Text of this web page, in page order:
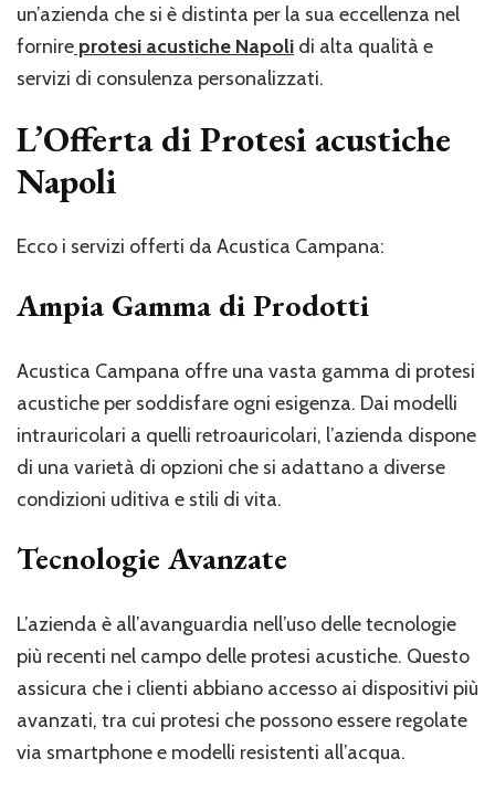
un’azienda che si è distinta per la sua eccellenza nel
fornire protesi acustiche Napoli di alta qualità e
servizi di consulenza personalizzati.
L’Offerta di Protesi acustiche
Napoli
Ecco i servizi offerti da Acustica Campana:
Ampia Gamma di Prodotti
Acustica Campana offre una vasta gamma di protesi
acustiche per soddisfare ogni esigenza. Dai modelli
intrauricolari a quelli retroauricolari, l’azienda dispone
di una varietà di opzioni che si adattano a diverse
condizioni uditiva e stili di vita.
Tecnologie Avanzate
L’azienda è all’avanguardia nell’uso delle tecnologie
più recenti nel campo delle protesi acustiche. Questo
assicura che i clienti abbiano accesso ai dispositivi più
avanzati, tra cui protesi che possono essere regolate
via smartphone e modelli resistenti all’acqua.